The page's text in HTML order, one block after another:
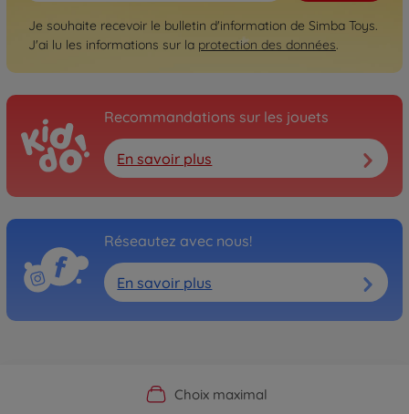
Je souhaite recevoir le bulletin d'information de Simba Toys.
J'ai lu les informations sur la protection des données.
Recommandations sur les jouets
En savoir plus
Réseautez avec nous!
En savoir plus
Boutique officielle du fabricant
Choix maximal
Service personnalisé
Livraison rapide